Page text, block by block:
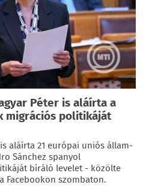
Péter is aláírta a
migrációs politikáját
aláírta 21 európai uniós állam-
Sánchez spanyol
bíráló levelet - közölte
Facebookon szombaton.